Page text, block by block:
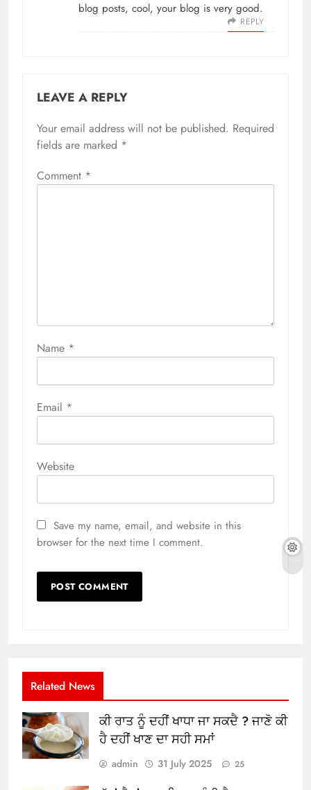
blog posts, cool, your blog is very good.
REPLY
LEAVE A REPLY
Your email address will not be published. Required
fields are marked *
Comment *
Name *
Email *
Website
Save my name, email, and website in this
browser for the next time I comment.
Related News
ਕੀ ਰਾਤ ਨੂੰ ਦਹੀਂ ਖਾਧਾ ਜਾ ਸਕਦੈ ? ਜਾਣੋ ਕੀ
ਹੈ ਦਹੀਂ ਖਾਣ ਦਾ ਸਹੀ ਸਮਾਂ
admin 31 July 2025 25